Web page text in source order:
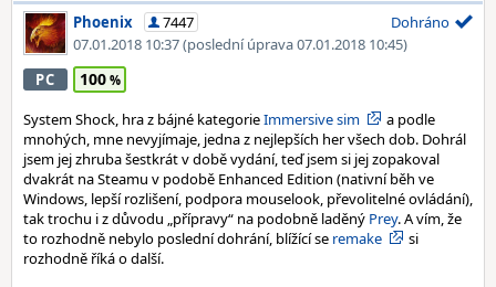
Phoenix
7447
07.01.2018 10:37(poslední úprava 07.01.2018 10:45)
Dohráno
PC 100
System Shock, hra z bájné kategorieImmersive sim
a podle
mnohých, mne nevyjímaje, jedna z nejlepších her všech dob. Dohrál
jsem jej zhruba šestkrát v době vydání, teď jsem si jej zopakoval
dvakrát na Steamu v podobě Enhanced Edition (nativní běh ve
Windows, lepší rozlišení, podpora mouselook, převolitelné ovládání),
tak trochu i z důvodu „přípravy“ na podobně laděný Prey. A vím, že
to rozhodně nebylo poslední dohrání, blížící se remake
si
rozhodně říká o další.